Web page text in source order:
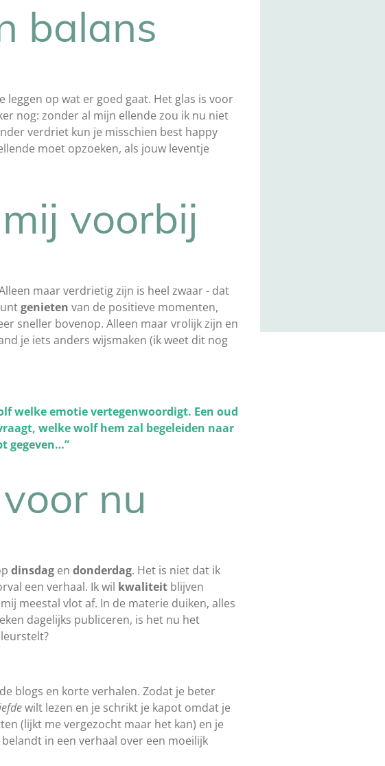
balans
leggen op wat er goed gaat. Het glas is voor
nog: zonder al mijn ellende zou ik nu niet
verdriet kun je misschien best happy
moet opzoeken, als jouw leventje
voorbij
maar verdrietig zijn is heel zwaar - dat
genieten van de positieve momenten,
sneller bovenop. Alleen maar vrolijk zijn en
je iets anders wijsmaken (ik weet dit nog
welke emotie vertegenwoordigt. Een oud
welke wolf hem zal begeleiden naar
gegeven…”
nu
dinsdag en donderdag. Het is niet dat ik
een verhaal. Ik wil kwaliteit blijven
meestal vlot af. In de materie duiken, alles
dagelijks publiceren, is het nu het
blogs en korte verhalen. Zodat je beter
wilt lezen en je schrikt je kapot omdat je
(lijkt me vergezocht maar het kan) en je
in een verhaal over een moeilijk